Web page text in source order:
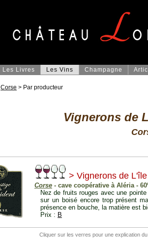
Les Livres Les Vins Champagne
Corse > Par producteur
Vignerons de
> Vignerons de
Corse - cave coopérative à Aléria -
Nez de fruits rouges avec une
sur un boisé encore trop présent
présence en bouche, la matière est
Prix : B
Cliquer sur les verres pour une explication